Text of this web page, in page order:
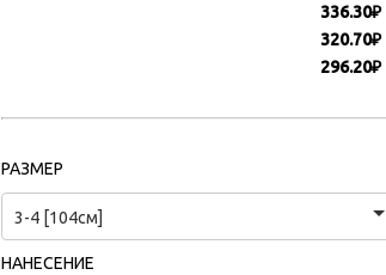
336.30₽
320.70₽
296.20₽
РАЗМЕР
3-4 [104см]
НАНЕСЕНИЕ